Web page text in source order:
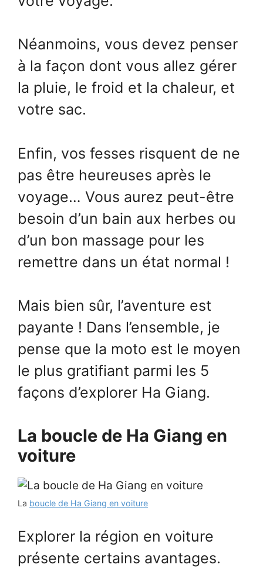
Néanmoins, vous devez penser
à la façon dont vous allez gérer
la pluie, le froid et la chaleur, et
votre sac.
Enfin, vos fesses risquent de ne
pas être heureuses après le
voyage… Vous aurez peut-être
besoin d’un bain aux herbes ou
d’un bon massage pour les
remettre dans un état normal !
Mais bien sûr, l’aventure est
payante ! Dans l’ensemble, je
pense que la moto est le moyen
le plus gratifiant parmi les 5
façons d’explorer Ha Giang.
La boucle de Ha Giang en
voiture
La boucle de Ha Giang en voiture
Explorer la région en voiture
présente certains avantages.